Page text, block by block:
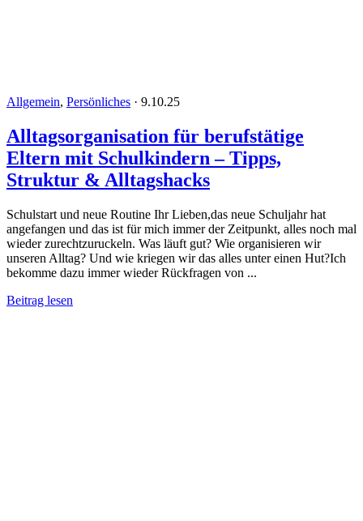
Allgemein, Persönliches · 9.10.25
Alltagsorganisation für berufstätige
Eltern mit Schulkindern – Tipps,
Struktur & Alltagshacks
Schulstart und neue Routine Ihr Lieben,das neue Schuljahr hat
angefangen und das ist für mich immer der Zeitpunkt, alles noch mal
wieder zurechtzuruckeln. Was läuft gut? Wie organisieren wir
unseren Alltag? Und wie kriegen wir das alles unter einen Hut?Ich
bekomme dazu immer wieder Rückfragen von ...
Beitrag lesen